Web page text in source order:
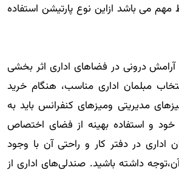
می باشد ازاین نوع پارتیشن استفاده
آرامش درونی در فضاهای اداری اثر بخشی
مبلمان اداری مناسب، هنگام خرید
مدیریتی ومیزهای کنفرانس باید به
خود و استفاده بهینه از فضای اختصاص
اداری در دفتر کار و راحتی آن با وجود
داشته باشید. صندلی‌های اداری از